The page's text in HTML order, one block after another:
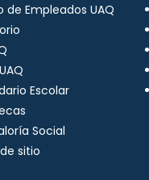
de Empleados UAQ
Escolar
Social
sitio